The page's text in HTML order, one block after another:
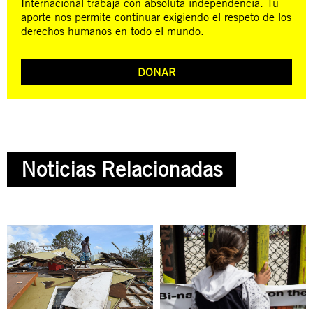
aporte nos permite continuar exigiendo el respeto de los
derechos humanos en todo el mundo.
DONAR
Noticias Relacionadas